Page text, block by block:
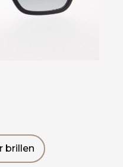
brillen